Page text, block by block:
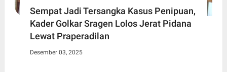
Sempat Jadi Tersangka Kasus Penipuan,
Kader Golkar Sragen Lolos Jerat Pidana
Lewat Praperadilan
Desember 03, 2025